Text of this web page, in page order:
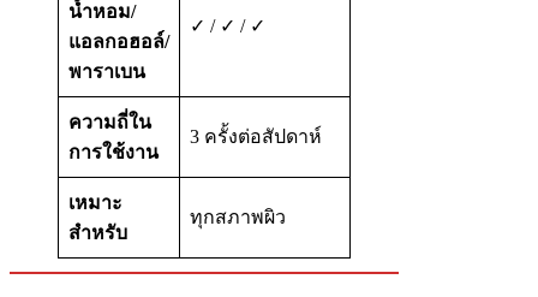
น้ำหอม/
แอลกอฮอล์/
พาราเบน
✓ / ✓ / ✓
ความถี่ใน
การใช้งาน
3 ครั้งต่อสัปดาห์
เหมาะ
สำหรับ
ทุกสภาพผิว